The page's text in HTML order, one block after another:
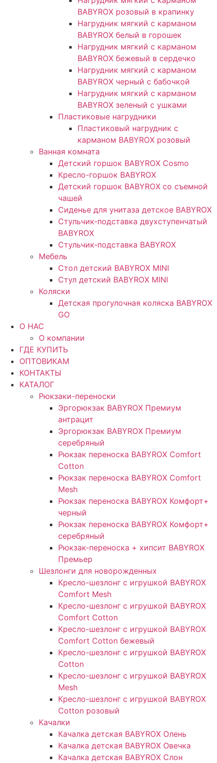
BABYROX розовый в крапинку
Нагрудник мягкий с карманом
BABYROX белый в горошек
Нагрудник мягкий с карманом
BABYROX бежевый в сердечко
Нагрудник мягкий с карманом
BABYROX черный с бабочкой
Нагрудник мягкий с карманом
BABYROX зеленый с ушками​
Пластиковые нагрудники
Пластиковый нагрудник с
карманом BABYROX розовый
Ванная комната
Детский горшок BABYROX Cosmo
Кресло-горшок BABYROX
Детский горшок BABYROX со съемной
чашей
Сиденье для унитаза детское BABYROX
Стульчик-подставка двухступенчатый
BABYROX
Стульчик-подставка BABYROX
Мебель
Стол детский BABYROX MINI
Стул детский BABYROX MINI
Коляски
Детская прогулочная коляска BABYROX
GO
O НАС
О компании
ГДЕ КУПИТЬ
ОПТОВИКАМ
КОНТАКТЫ
КАТАЛОГ
Рюкзаки-переноски
Эргорюкзак BABYROX Премиум
антрацит
Эргорюкзак BABYROX Премиум
серебряный
Рюкзак переноска BABYROX Comfort
Cotton
Рюкзак переноска BABYROX Comfort
Mesh
Рюкзак переноска BABYROX Комфорт+
черный
Рюкзак переноска BABYROX Комфорт+
серебряный
Рюкзак-переноска + хипсит BABYROX
Премьер
Шезлонги для новорожденных
Кресло-шезлонг с игрушкой BABYROX
Comfort Mesh
Кресло-шезлонг с игрушкой BABYROX
Comfort Cotton
Кресло-шезлонг с игрушкой BABYROX
Comfort Cotton бежевый
Кресло-шезлонг с игрушкой BABYROX
Cotton
Кресло-шезлонг с игрушкой BABYROX
Mesh
Кресло-шезлонг с игрушкой BABYROX
Cotton розовый
Качалки
Качалка детская BABYROX Олень​
Качалка детская BABYROX Овечка​
Качалка детская BABYROX Слон​